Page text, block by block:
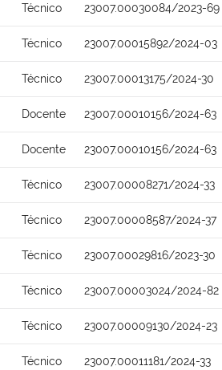
Técnico 23007.00030084/2023-69
Técnico 23007.00015892/2024-03
Técnico 23007.00013175/2024-30
Docente 23007.00010156/2024-63
Docente 23007.00010156/2024-63
Técnico 23007.00008271/2024-33
Técnico 23007.00008587/2024-37
Técnico 23007.00029816/2023-30
Técnico 23007.00003024/2024-82
Técnico 23007.00009130/2024-23
Técnico 23007.00011181/2024-33